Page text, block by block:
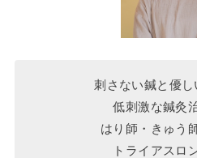
刺さない鍼と優し
低刺激な鍼灸
はり師・きゅ
トライアスロ